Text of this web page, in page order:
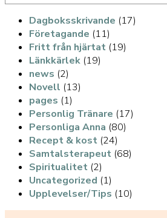
Dagboksskrivande (17)
Företagande (11)
Fritt från hjärtat (19)
Länkkärlek (19)
news (2)
Novell (13)
pages (1)
Personlig Tränare (17)
Personliga Anna (80)
Recept & kost (24)
Samtalsterapeut (68)
Spiritualitet (2)
Uncategorized (1)
Upplevelser/Tips (10)